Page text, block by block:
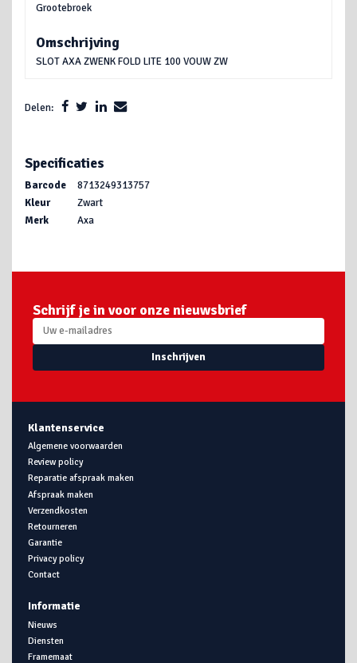
Grootebroek
Omschrijving
SLOT AXA ZWENK FOLD LITE 100 VOUW ZW
Delen:
Specificaties
Barcode
8713249313757
Kleur
Zwart
Merk
Axa
Schrijf je in voor onze nieuwsbrief
Inschrijven
Klantenservice
Algemene voorwaarden
Review policy
Reparatie afspraak maken
Afspraak maken
Verzendkosten
Retourneren
Garantie
Privacy policy
Contact
Informatie
Nieuws
Diensten
Framemaat